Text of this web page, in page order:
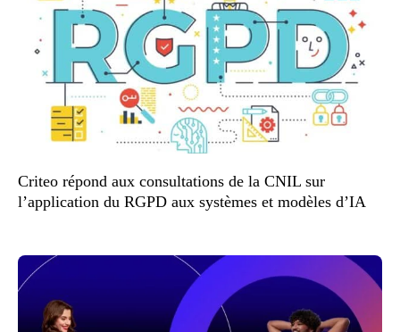
Criteo répond aux consultations de la CNIL sur
l’application du RGPD aux systèmes et modèles d’IA